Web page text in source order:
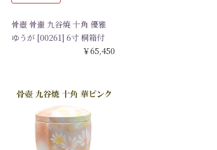
骨壺 骨壷 九谷焼 十角 優雅
ゆうが [00261] 6寸 桐箱付
￥65,450